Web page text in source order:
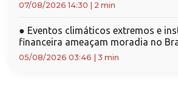
07/08/2026 14:30 2 min
● Eventos climáticos extremos e
financeira ameaçam moradia no
05/08/2026 03:46 3 min